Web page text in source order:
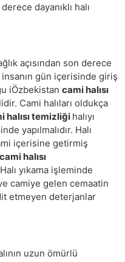
dayanıklı halı
açısından son derece
gün içerisinde giriş
iÖzbekistan cami halısı
Cami halıları oldukça
halısı temizliği halıyı
yapılmalıdır. Halı
içerisine getirmiş
cami halısı
yıkama işleminde
camiye gelen cemaatin
etmeyen deterjanlar
uzun ömürlü